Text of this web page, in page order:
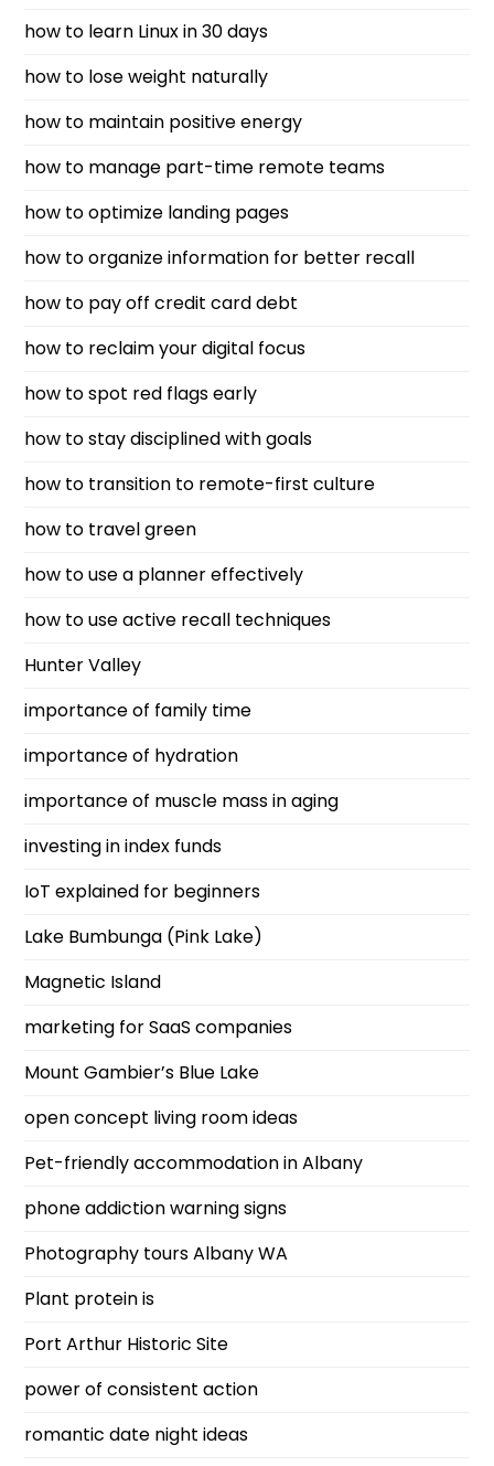
how to learn Linux in 30 days
how to lose weight naturally
how to maintain positive energy
how to manage part-time remote teams
how to optimize landing pages
how to organize information for better recall
how to pay off credit card debt
how to reclaim your digital focus
how to spot red flags early
how to stay disciplined with goals
how to transition to remote-first culture
how to travel green
how to use a planner effectively
how to use active recall techniques
Hunter Valley
importance of family time
importance of hydration
importance of muscle mass in aging
investing in index funds
IoT explained for beginners
Lake Bumbunga (Pink Lake)
Magnetic Island
marketing for SaaS companies
Mount Gambier’s Blue Lake
open concept living room ideas
Pet-friendly accommodation in Albany
phone addiction warning signs
Photography tours Albany WA
Plant protein is
Port Arthur Historic Site
power of consistent action
romantic date night ideas